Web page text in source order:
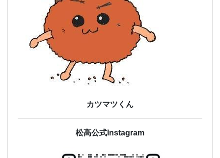
カツマツくん
松高公式Instagram